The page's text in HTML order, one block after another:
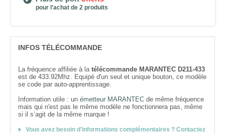
pour l'achat de 2 produits
INFOS TÉLÉCOMMANDE
La fréquence affiliée à la télécommande MARANTEC D211-433
est de 433.92Mhz. Equipé d'un seul et unique bouton, ce modèle
se code par auto-apprentissage.
Information utile : un émetteur MARANTEC de même fréquence
mais qui n'est pas le même modèle ne fonctionnera pas, même
si il s’agit de la même marque !
Vous avez besoin d'informations complémentaires ? Contactez